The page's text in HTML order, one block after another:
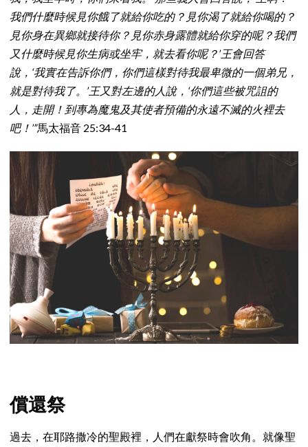
我們什麼時候見你餓了就給你吃的？見你渴了就給你喝的？
見你身在異鄉就接待你？見你赤身露體就給你穿的呢？我們
又什麼時候見你生病或坐牢，就去看你呢？’王會回答
說，‘我實在告訴你們，你們這樣對待我最卑微的一個弟兄，
就是對待我了。’王又對左邊的人說，‘你們這些被咒詛的
人，走開！到專為魔鬼及其使者預備的永遠不滅的火裡去
吧！’”馬太福音 25:34-41
償還祭
過去，在耶路撒冷的聖殿裡，人們在獻祭時會吹角。就像聖